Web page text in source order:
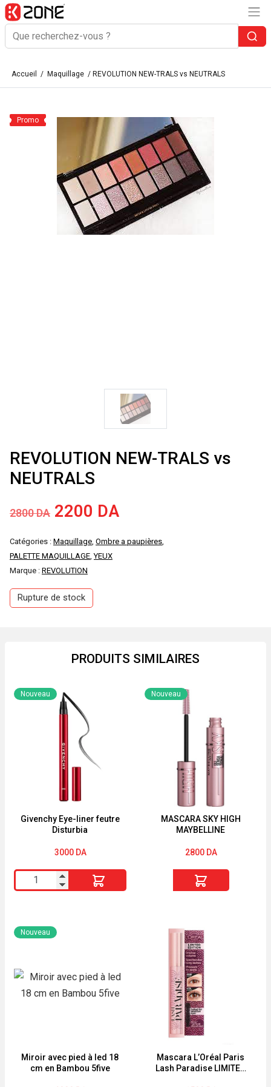
Accueil / Maquillage / REVOLUTION NEW-TRALS vs NEUTRALS
Promo
REVOLUTION NEW-TRALS vs
NEUTRALS
2800DA Le
prix
initial
était :
2200 DALe
prix
Catégories : Maquillage, Ombre a paupières,
PALETTE MAQUILLAGE,YEUX
Marque : REVOLUTION
Rupture de stock
PRODUITS SIMILAIRES
Givenchy Eye-liner feutre
Disturbia
Nouveau
3000 DA
quantité
de
Eye-
liner
Disturbia
MASCARA SKY HIGH
MAYBELLINE
Nouveau
2800 DA
MAYBELLINE
Miroir avec pied à led 18
cm en Bambou 5five
Nouveau
Mascara L’Oréal Paris
Lash Paradise LIMITED